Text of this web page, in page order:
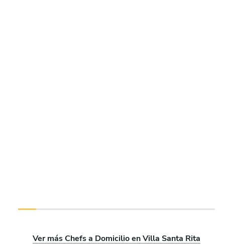
Ver más Chefs a Domicilio en Villa Santa Rita